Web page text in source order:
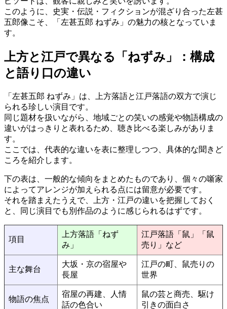
このように、史実・伝説・フィクションが混ざり合った左甚
五郎像こそ、「左甚五郎 ねずみ」の魅力の核となっていま
す。
上方と江戸で異なる「ねずみ」：構成
と語り口の違い
「左甚五郎 ねずみ」は、上方落語と江戸落語の双方で演じ
られる珍しい演目です。
同じ題材を扱いながら、地域ごとの笑いの感覚や物語構成の
違いがはっきりと表れるため、聴き比べる楽しみがありま
す。
ここでは、代表的な違いを表に整理しつつ、具体的な聞きど
ころを紹介します。
下の表は、一般的な傾向をまとめたものであり、個々の噺家
によってアレンジが加えられる点には留意が必要です。
それを踏まえたうえで、上方・江戸の違いを把握しておく
と、同じ演目でも別作品のように感じられるはずです。
項目
上方落語「ねず
み」
江戸落語「鼠」「鼠
売り」など
主な舞台
大坂・京の宿屋や
長屋
江戸の町、鼠売りの
世界
物語の焦点
宿屋の再建、人情
話の色合い
鼠の芸と商売、駆け
引きの面白さ